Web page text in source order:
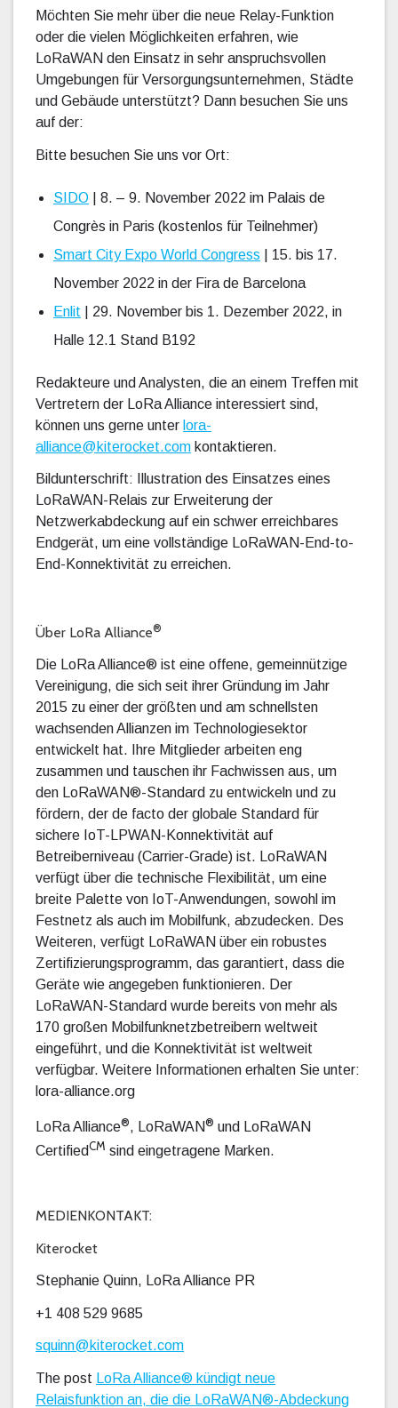
Möchten Sie mehr über die neue Relay-Funktion
oder die vielen Möglichkeiten erfahren, wie
LoRaWAN den Einsatz in sehr anspruchsvollen
Umgebungen für Versorgungsunternehmen, Städte
und Gebäude unterstützt? Dann besuchen Sie uns
auf der:
Bitte besuchen Sie uns vor Ort:
SIDO | 8. – 9. November 2022 im Palais de
Congrès in Paris (kostenlos für Teilnehmer)
Smart City Expo World Congress | 15. bis 17.
November 2022 in der Fira de Barcelona
Enlit | 29. November bis 1. Dezember 2022, in
Halle 12.1 Stand B192
Redakteure und Analysten, die an einem Treffen mit
Vertretern der LoRa Alliance interessiert sind,
können uns gerne unter lora-
alliance@kiterocket.com kontaktieren.
Bildunterschrift: Illustration des Einsatzes eines
LoRaWAN-Relais zur Erweiterung der
Netzwerkabdeckung auf ein schwer erreichbares
Endgerät, um eine vollständige LoRaWAN-End-to-
End-Konnektivität zu erreichen.
Über LoRa Alliance®
Die LoRa Alliance® ist eine offene, gemeinnützige
Vereinigung, die sich seit ihrer Gründung im Jahr
2015 zu einer der größten und am schnellsten
wachsenden Allianzen im Technologiesektor
entwickelt hat. Ihre Mitglieder arbeiten eng
zusammen und tauschen ihr Fachwissen aus, um
den LoRaWAN®-Standard zu entwickeln und zu
fördern, der de facto der globale Standard für
sichere IoT-LPWAN-Konnektivität auf
Betreiberniveau (Carrier-Grade) ist. LoRaWAN
verfügt über die technische Flexibilität, um eine
breite Palette von IoT-Anwendungen, sowohl im
Festnetz als auch im Mobilfunk, abzudecken. Des
Weiteren, verfügt LoRaWAN über ein robustes
Zertifizierungsprogramm, das garantiert, dass die
Geräte wie angegeben funktionieren. Der
LoRaWAN-Standard wurde bereits von mehr als
170 großen Mobilfunknetzbetreibern weltweit
eingeführt, und die Konnektivität ist weltweit
verfügbar. Weitere Informationen erhalten Sie unter:
lora-alliance.org
LoRa Alliance®, LoRaWAN® und LoRaWAN
CertifiedCM sind eingetragene Marken.
MEDIENKONTAKT:
Kiterocket
Stephanie Quinn, LoRa Alliance PR
+1 408 529 9685
squinn@kiterocket.com
The post LoRa Alliance® kündigt neue
Relaisfunktion an, die die LoRaWAN®-Abdeckung